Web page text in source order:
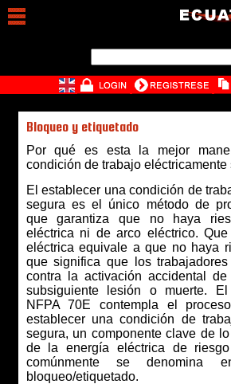
Bloqueo y etiquetado
Por qué es esta la mejor
condición de trabajo eléctricamente
El establecer una condición de
segura es el único método de
que garantiza que no haya
eléctrica ni de arco eléctrico.
eléctrica equivale a que no haya
que significa que los
contra la activación accidental
subsiguiente lesión o muerte.
NFPA 70E contempla el
establecer una condición de
segura, un componente clave de
de la energía eléctrica de
comúnmente se denomina
bloqueo/etiquetado.